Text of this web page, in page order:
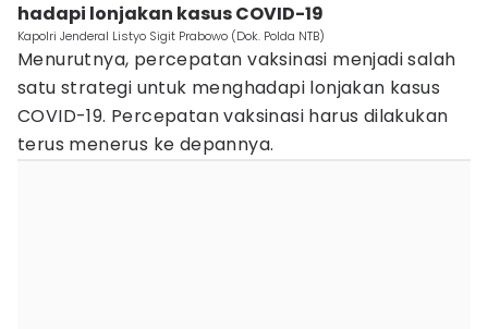
hadapi lonjakan kasus COVID-19
Kapolri Jenderal Listyo Sigit Prabowo (Dok. Polda NTB)
Menurutnya, percepatan vaksinasi menjadi salah
satu strategi untuk menghadapi lonjakan kasus
COVID-19. Percepatan vaksinasi harus dilakukan
terus menerus ke depannya.